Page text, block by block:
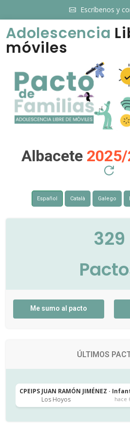
Escríbenos y
Adolescencia
móviles
Albacete
Español Català Galego
329
Me sumo al pacto
ÚLTIMOS
CPEIPS JUAN RAMÓN JIMÉNEZ ·
Los Hoyos
hace